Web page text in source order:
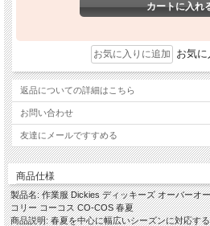
お気
返品についての詳細はこちら
お問い合わせ
友達にメールですすめる
商品仕様
製品名: 作業服 Dickies ディッキーズ オーバーオ
コリー コーコス CO-COS 春夏
商品説明: 春夏を中心に幅広いシーズンに対応す